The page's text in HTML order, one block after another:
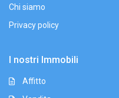
Chi siamo
Privacy policy
I nostri Immobili
Affitto